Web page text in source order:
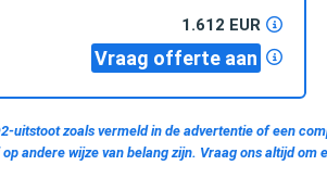
1.612 EUR
Vraag offerte aan
uitstoot zoals vermeld in de advertentie of een
andere wijze van belang zijn. Vraag ons altijd om